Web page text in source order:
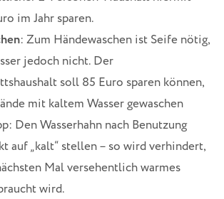
im Jahr sparen.
: Zum Händewaschen ist Seife nötig,
jedoch nicht. Der
soll 85 Euro sparen können,
mit kaltem Wasser gewaschen
Den Wasserhahn nach Benutzung
auf „kalt“ stellen – so wird verhindert,
Mal versehentlich warmes
wird.